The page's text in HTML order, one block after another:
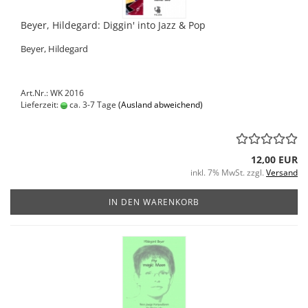
Beyer, Hildegard: Diggin' into Jazz & Pop
Beyer, Hildegard
Art.Nr.: WK 2016
Lieferzeit:
ca. 3-7 Tage (Ausland abweichend)
12,00 EUR
inkl. 7% MwSt. zzgl. Versand
IN DEN WARENKORB